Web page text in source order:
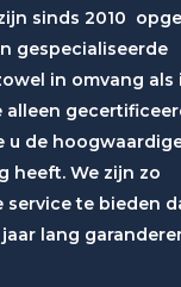
sinds 2010
gespecialiseerde
in omvang als
alleen
u de
heeft. We zijn zo
te bieden
lang